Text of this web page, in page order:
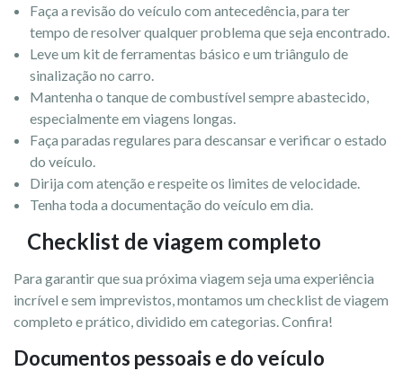
Faça a revisão do veículo com antecedência, para ter
tempo de resolver qualquer problema que seja encontrado.
Leve um kit de ferramentas básico e um triângulo de
sinalização no carro.
Mantenha o tanque de combustível sempre abastecido,
especialmente em viagens longas.
Faça paradas regulares para descansar e verificar o estado
do veículo.
Dirija com atenção e respeite os limites de velocidade.
Tenha toda a documentação do veículo em dia.
Checklist de viagem completo
Para garantir que sua próxima viagem seja uma experiência
incrível e sem imprevistos, montamos um checklist de viagem
completo e prático, dividido em categorias. Confira!
Documentos pessoais e do veículo